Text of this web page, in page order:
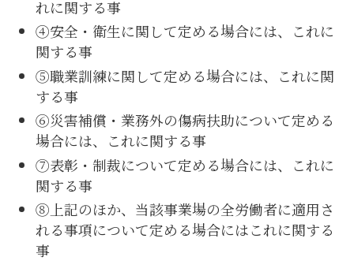
れに関する事
④安全・衛生に関して定める場合には、これに
関する事
⑤職業訓練に関して定める場合には、これに関
する事
⑥災害補償・業務外の傷病扶助について定める
場合には、これに関する事
⑦表彰・制裁について定める場合には、これに
関する事
⑧上記のほか、当該事業場の全労働者に適用さ
れる事項について定める場合にはこれに関する
事